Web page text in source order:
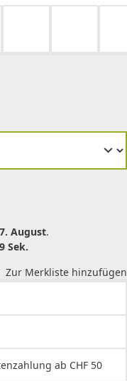
August.
Sek.
Zur Merkliste hinzufügen
ab CHF 50